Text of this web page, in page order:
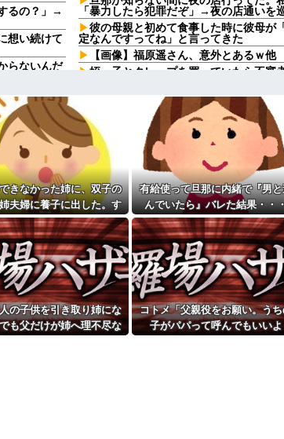
るの？」→
想い続けて
らないんだ
た
ｗｗｗｗｗ
賛否両論の
こうなっち
題にw w w
ないDTな
なるｗｗ
ｗｗｗｗｗ
金庫があっ
るな！」結
えええｗ
「暴力したら犯罪だぞ」→夜の店通い
彼の母親と初めて食事した時に彼母が
定なんですってね」と言ってきた
【画像】福原遥さん、意外とあるｗ他
姪っ子とクレープを買っていたら不審
高校の頃、担任と隣のクラスの担任
場に突撃した結果...
味噌汁にアレを入れてしまう嫁(メシ
婚届がありました
「今思えばなんであんなに夢中にな
【画像】思わず保存したくなる「笑え
ｗｗｗ
【修羅場】不妊と判明した夫、前妻の
果ｗｗｗｗ
33歳くらいから太ったせいか加齢で＊
なった
相手がどんなパイプ持っているかも知
高校３年生の女です。家が嫌いすぎて
す
主な税金の成り立ちを調べてみたよ
きなかった姉に、双子の
夫婦に養子に出した。す
子に出した子がすごく礼
儀正しくてビックリ
有給使って旦那に内緒で『男
んでいたら』バレた結果・・
の子供を引き取り姉にな
も父だけが姉へ理不尽な
コトメ「父親役をお願い。う
子がパパって呼んでもいいよ